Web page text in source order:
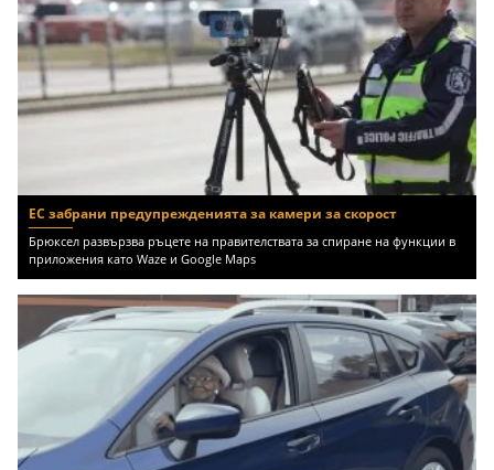
ЕС забрани предупрежденията за камери за скорост
Брюксел развързва ръцете на правителствата за спиране на функции в
приложения като Waze и Google Maps